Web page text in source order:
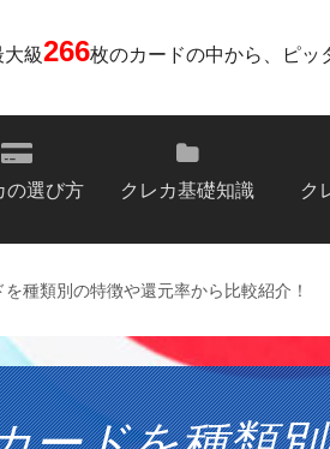
大級266枚のカードの中から、ピッ
の選び方 クレカ基礎知識 ク
種類別の特徴や還元率から比較紹介！